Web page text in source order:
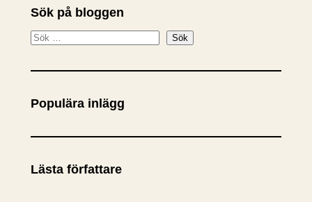
Sök på bloggen
S
k
Sök
Populära inlägg
Lästa författare